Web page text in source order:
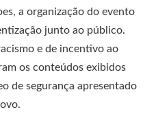
a organização do evento
junto ao público.
e de incentivo ao
os conteúdos exibidos
de segurança apresentado